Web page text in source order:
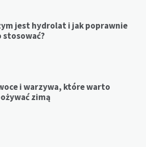
jest hydrolat i jak poprawnie
stosować?
i warzywa, które warto
zimą